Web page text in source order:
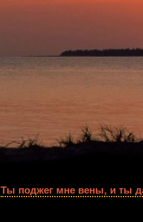
Ты поджег мне вены, и ты